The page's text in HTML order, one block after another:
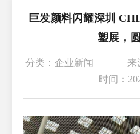
巨发颜料闪耀深圳
塑展，
分类：企业新闻 来
时间：